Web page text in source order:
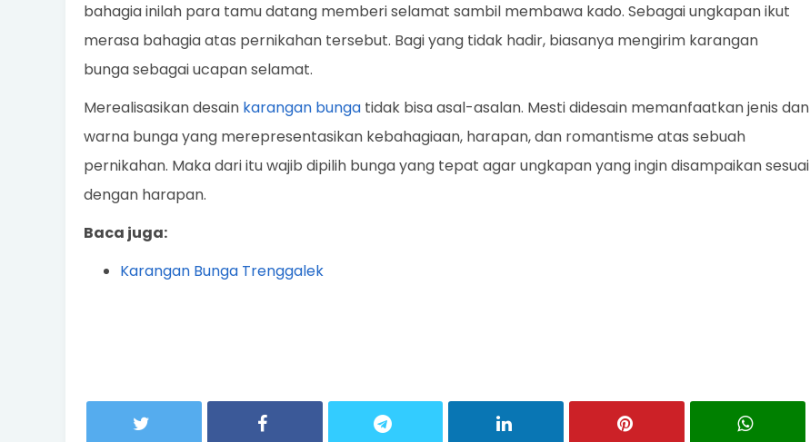
bahagia inilah para tamu datang memberi selamat sambil membawa kado. Sebagai ungkapan ikut
merasa bahagia atas pernikahan tersebut. Bagi yang tidak hadir, biasanya mengirim karangan
bunga sebagai ucapan selamat.
Merealisasikan desain karangan bunga tidak bisa asal-asalan. Mesti didesain memanfaatkan jenis dan
warna bunga yang merepresentasikan kebahagiaan, harapan, dan romantisme atas sebuah
pernikahan. Maka dari itu wajib dipilih bunga yang tepat agar ungkapan yang ingin disampaikan sesuai
dengan harapan.
Baca juga:
Karangan Bunga Trenggalek